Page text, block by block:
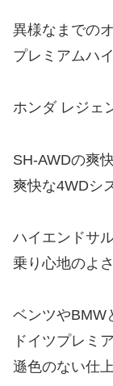
異様なまでの
プレミアムハ
ホンダ レジェ
SH-AWDの爽
爽快な4WDシ
ハイエンドサ
乗り心地のよ
ベンツやBMW
ドイツプレミ
遜色のない仕